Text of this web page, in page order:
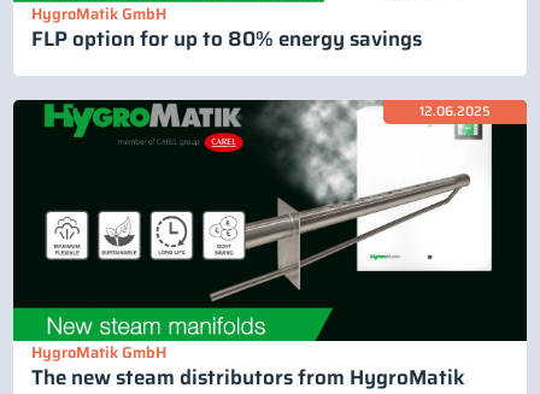
HygroMatik GmbH
FLP option for up to 80% energy savings
12.06.2025
HygroMatik GmbH
The new steam distributors from HygroMatik